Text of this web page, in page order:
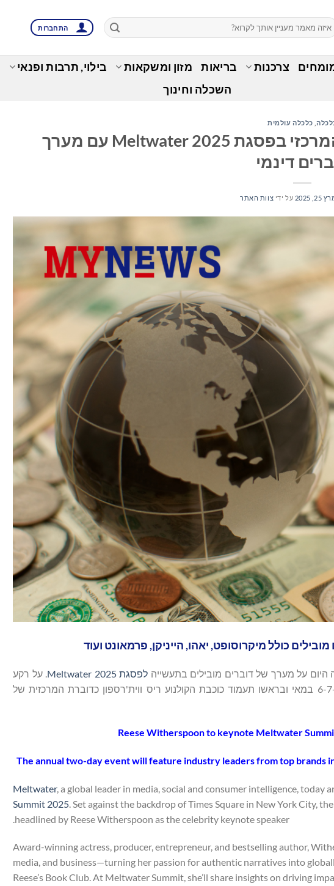
התחברות
צרכנות בריאות מזון ומשקאות בילוי, תרבות ופנאי
השכלה וחינוך
, כלכלה עולמית
ריס ווית'רספון תישא את הנאום המרכזי בפסגת Meltwater 2025 עם מערך
דינמי
25, 2025 על ידי צוות האתר
כולל מיקרוסופט, יאהו, הייניקן, פרמאונט ועוד
היום על מערך של דוברים מובילים בתעשייה לפסגת Meltwater 2025
. על רקע
טיימס סקוור בניו יורק, האירוע חוזר לשנתו השלישית ויתקיים ב-6-7 במאי ובראשו תעמוד כוכבת הקולנוע ריס ווית'רספון כדוברת המרכזית של
Reese Witherspoon to keynote Meltwater
The annual two-day event will feature industry leaders from top brands
Meltwater, a global leader in media, social and consumer intelligence,
Summit 2025 . Set against the backdrop of Times Square in New York City,
headlined by Reese Witherspoon as the celebrity keynote speaker.
Award-winning actress, producer, entrepreneur, and bestselling author,
media, and business—turning her passion for authentic narratives into
Reese’s Book Club. At Meltwater Summit, she’ll share insights on driving